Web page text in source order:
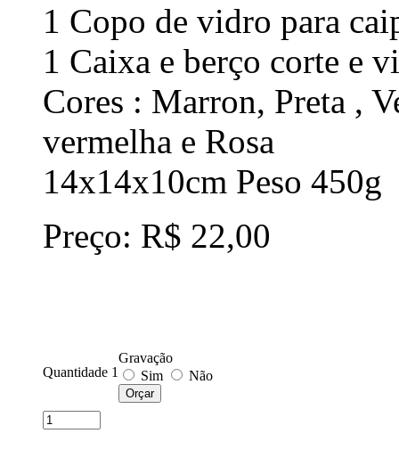
1 Copo de vidro para
1 Caixa e berço corte e
Cores : Marron, Preta ,
vermelha e Rosa
14x14x10cm Peso 450g
Preço: R$ 22,00
Quantidade 1
Gravação
Sim
Não